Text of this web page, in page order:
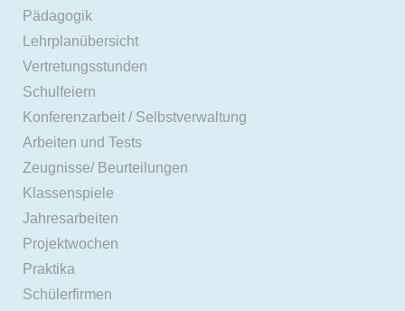
Pädagogik
Lehrplanübersicht
Vertretungsstunden
Schulfeiern
Konferenzarbeit / Selbstverwaltung
Arbeiten und Tests
Zeugnisse/ Beurteilungen
Klassenspiele
Jahresarbeiten
Projektwochen
Praktika
Schülerfirmen